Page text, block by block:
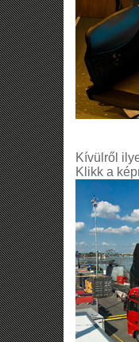
Kívülről
Klikk a